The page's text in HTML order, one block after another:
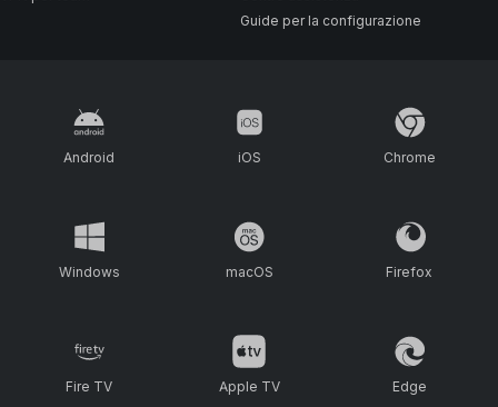
Guide per la configurazione
Android iOS Chrome
Windows macOS Firefox
Fire TV Apple TV Edge